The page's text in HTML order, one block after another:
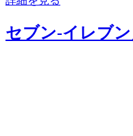
セブン‐イレブ